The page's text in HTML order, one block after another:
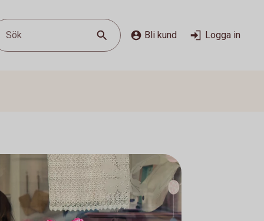
Sök Bli kund Logga in